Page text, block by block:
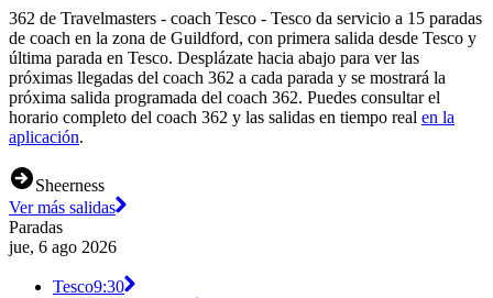
362 de Travelmasters - coach Tesco - Tesco da servicio a 15 paradas
de coach en la zona de Guildford, con primera salida desde Tesco y
última parada en Tesco. Desplázate hacia abajo para ver las
próximas llegadas del coach 362 a cada parada y se mostrará la
próxima salida programada del coach 362. Puedes consultar el
horario completo del coach 362 y las salidas en tiempo real en la
aplicación.
Sheerness
Ver más salidas
Paradas
jue, 6 ago 2026
Tesco9:30